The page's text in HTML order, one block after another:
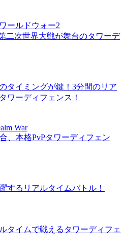
ールドウォー2
二次世界大戦が舞台のタワーデ
タイミングが鍵！3分間のリア
ワーディフェンス！
War
、本格PvPタワーディフェン
するリアルタイムバトル！
タイムで戦えるタワーディフェ